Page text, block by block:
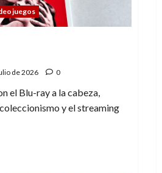
de 2026 0
el Blu-ray a la cabeza,
y el streaming